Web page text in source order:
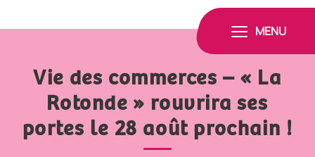
MENU
Vie des commerces – « La
Rotonde » rouvrira ses
portes le 28 août prochain !